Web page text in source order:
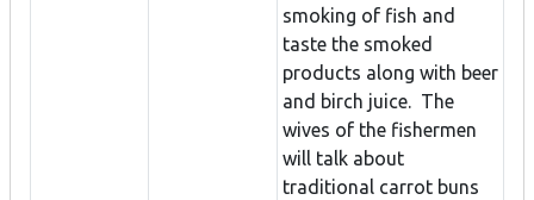
smoking of fish and
taste the smoked
products along with beer
and birch juice. The
wives of the fishermen
will talk about
traditional carrot buns